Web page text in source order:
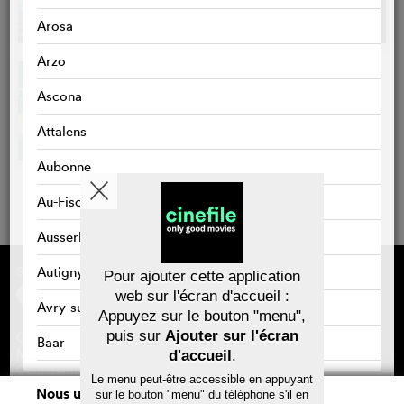
Arosa
Arzo
Ascona
Attalens
Aubonne
Au-Fischingen
Ausserbinn
Autigny
Avry-sur-Matran
Baar
Bad Zurzach
Sponsorisé par
Contact
Confidentialité des données
À propos de cinefile
S'inscrire/s'abonner
Newsletter
FAQ
Bons-cadeaux
Nous utilisons des cookies. En naviguant
Pour ajouter cette application
web sur l'écran d'accueil :
Appuyez sur le bouton "menu",
puis sur Ajouter sur l'écran
d'accueil.
Le menu peut-être accessible en appuyant
sur le bouton "menu" du téléphone s'il en